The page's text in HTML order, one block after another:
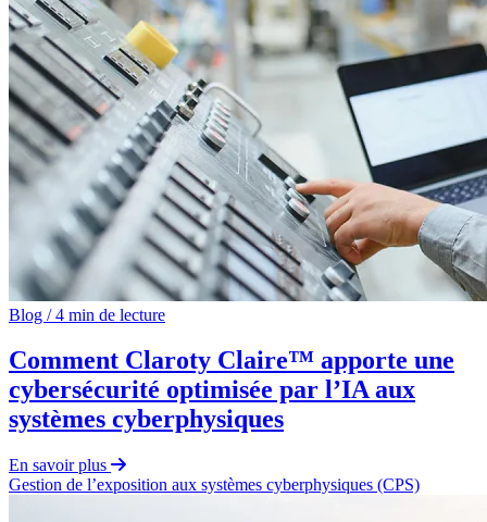
Blog /4 min de lecture
Comment Claroty Claire™ apporte une
cybersécurité optimisée par l’IA aux
systèmes cyberphysiques
En savoir plus
Gestion de l’exposition aux systèmes cyberphysiques (CPS)